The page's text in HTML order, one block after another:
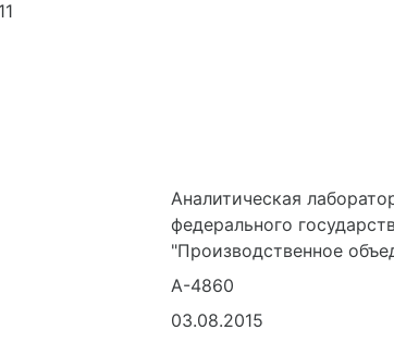
Аналитическая
федерального
"Производственное
А-4860
03.08.2015